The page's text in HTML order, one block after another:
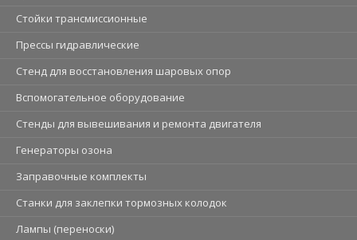
Стойки трансмиссионные
Прессы гидравлические
Стенд для восстановления шаровых опор
Вспомогательное оборудование
Стенды для вывешивания и ремонта двигателя
Генераторы озона
Заправочные комплекты
Станки для заклепки тормозных колодок
Лампы (переноски)